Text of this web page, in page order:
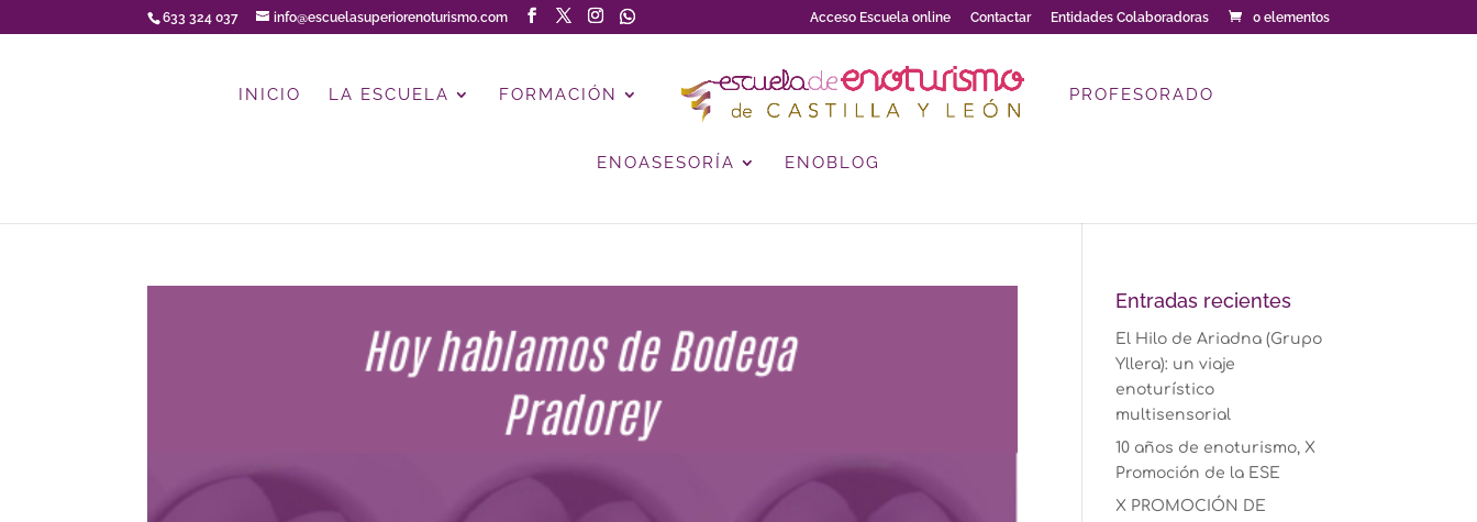
633 324 037 info@escuelasuperiorenoturismo.com Acceso Escuela online Contactar Entidades Colaboradoras 0 elementos
INICIO LA ESCUELA FORMACIÓN PROFESORADO
ENOASESORÍA ENOBLOG
Entradas recientes
El Hilo de Ariadna (Grupo
Yllera): un viaje
enoturístico
multisensorial
10 años de enoturismo, X
Promoción de la ESE
X PROMOCIÓN DE